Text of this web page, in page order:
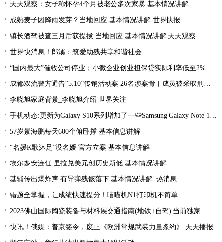
天天观察：女子称怀孕4个月被老公多次家暴 基本情况讲解
成熟麦子因降雨发芽？当地回应 基本情况讲解 世界快报
镇长酒驾被查三月后获提拔 当地回应 基本情况讲解|天天观察
世界快消息！郎溪：筑爱助残共享和谐社会
“国内最大”催收公司停业；小微企业创业担保贷实际利率低至2%左右；趣店、爱财注销小贷牌照丨21消费金融参考-当前看点
成都双流警方通告“5.10”传销活动案 26名涉案骨干成员被采取刑事强制措施 环球热文
李晓旭家庭背景_李晓旭介绍 世界关注
手机动态:更新为Galaxy S10系列增加了一些Samsung Galaxy Note 10功能|环球消息
57岁景海鹏每天600个俯卧撑 基本信息讲解
“名媛K歌沐足”没名媛 官方立案 基本信息讲解
埃尔多安连任 里拉兑美元创历史新低 基本情况讲解
基辅传出爆炸声 有导弹残骸落下 基本情况讲解_热消息
错题全掌握，让成绩快速提分！喵喵机N1打印机不简单
2023佛山国际陶瓷装备与材料展交通指南(地铁+自驾)|当前独家
快讯！俄媒：普京签令，废止《欧洲常规武装力量条约》 天天播报